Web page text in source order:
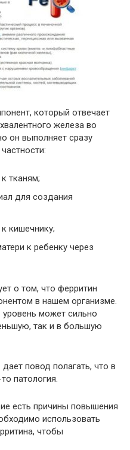
который отвечает
железа во
он выполняет сразу
тканям;
для создания
кишечнику;
к ребенку через
о том, что ферритин
в нашем организме.
уровень может сильно
так и в большую
повод полагать, что в
патология.
есть причины повышения
использовать
чтобы